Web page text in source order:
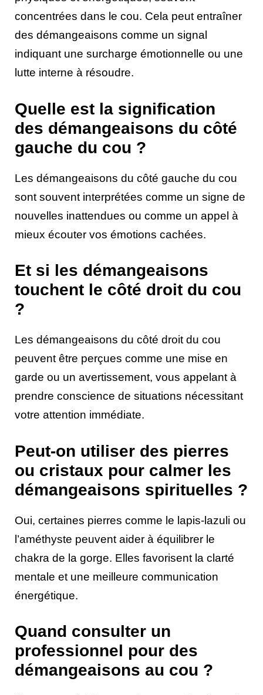
concentrées dans le cou. Cela peut entraîner
des démangeaisons comme un signal
indiquant une surcharge émotionnelle ou une
lutte interne à résoudre.
Quelle est la signification
des démangeaisons du côté
gauche du cou ?
Les démangeaisons du côté gauche du cou
sont souvent interprétées comme un signe de
nouvelles inattendues ou comme un appel à
mieux écouter vos émotions cachées.
Et si les démangeaisons
touchent le côté droit du cou
?
Les démangeaisons du côté droit du cou
peuvent être perçues comme une mise en
garde ou un avertissement, vous appelant à
prendre conscience de situations nécessitant
votre attention immédiate.
Peut-on utiliser des pierres
ou cristaux pour calmer les
démangeaisons spirituelles ?
Oui, certaines pierres comme le lapis-lazuli ou
l’améthyste peuvent aider à équilibrer le
chakra de la gorge. Elles favorisent la clarté
mentale et une meilleure communication
énergétique.
Quand consulter un
professionnel pour des
démangeaisons au cou ?